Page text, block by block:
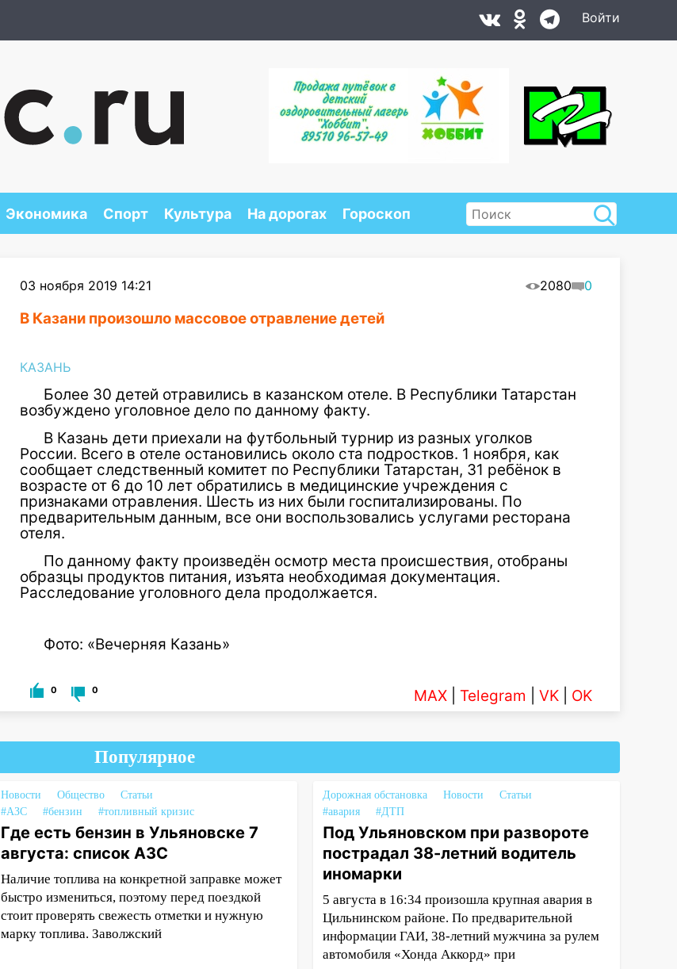
Войти
Экономика Спорт Культура На дорогах Гороскоп
03 ноября 2019 14:21 2080 0
В Казани произошло массовое отравление детей
КАЗАНЬ
Более 30 детей отравились в казанском отеле. В Республики Татарстан
возбуждено уголовное дело по данному факту.
В Казань дети приехали на футбольный турнир из разных уголков
России. Всего в отеле остановились около ста подростков. 1 ноября, как
сообщает следственный комитет по Республики Татарстан, 31 ребёнок в
возрасте от 6 до 10 лет обратились в медицинские учреждения с
признаками отравления. Шесть из них были госпитализированы. По
предварительным данным, все они воспользовались услугами ресторана
отеля.
По данному факту произведён осмотр места происшествия, отобраны
образцы продуктов питания, изъята необходимая документация.
Расследование уголовного дела продолжается.
Фото: «Вечерняя Казань»
0 0 MAX Telegram VK OK
Популярное
Новости Общество
Статьи
#АЗС
#бензин #топливный кризис
Где есть бензин в Ульяновске 7
августа: список АЗС
Наличие топлива на конкретной заправке может
быстро измениться, поэтому перед поездкой
стоит проверять свежесть отметки и нужную
марку топлива. Заволжский
Дорожная обстановка Новости
Статьи
#авария
#ДТП
Под Ульяновском при развороте
пострадал 38-летний водитель
иномарки
5 августа в 16:34 произошла крупная авария в
Цильнинском районе. По предварительной
информации ГАИ, 38-летний мужчина за рулем
автомобиля «Хонда Аккорд» при